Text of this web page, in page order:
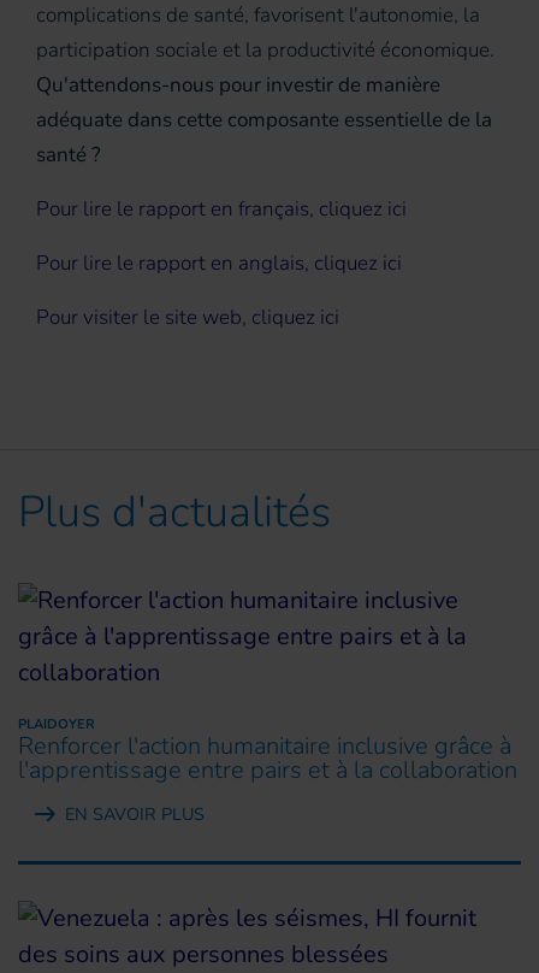
complications de santé, favorisent l'autonomie, la
participation sociale et la productivité économique.
Qu'attendons-nous pour investir de manière
adéquate dans cette composante essentielle de la
santé ?
Pour lire le rapport en français, cliquez ici
Pour lire le rapport en anglais, cliquez ici
Pour visiter le site web, cliquez ici
Plus d'actualités
PLAIDOYER
Renforcer l'action humanitaire inclusive grâce à
l'apprentissage entre pairs et à la collaboration
EN SAVOIR PLUS